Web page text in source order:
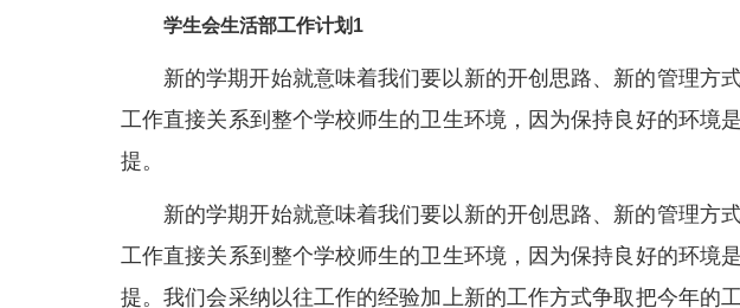
学生会生活部工作计划1
新的学期开始就意味着我们要以新的开创思路、新的管理方
工作直接关系到整个学校师生的卫生环境，因为保持良好的环境
提。
新的学期开始就意味着我们要以新的开创思路、新的管理方
工作直接关系到整个学校师生的卫生环境，因为保持良好的环境
提。我们会采纳以往工作的经验加上新的工作方式争取把今年的